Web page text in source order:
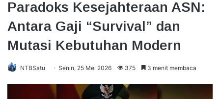
Paradoks Kesejahteraan ASN:
Antara Gaji “Survival” dan
Mutasi Kebutuhan Modern
NTBSatu Senin, 25 Mei 2026 375 3 menit membaca